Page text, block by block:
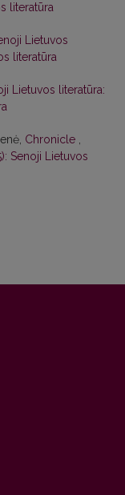
literatūra
Lietuvos
literatūra
Lietuvos literatūra:
Chronicle ,
Senoji Lietuvos